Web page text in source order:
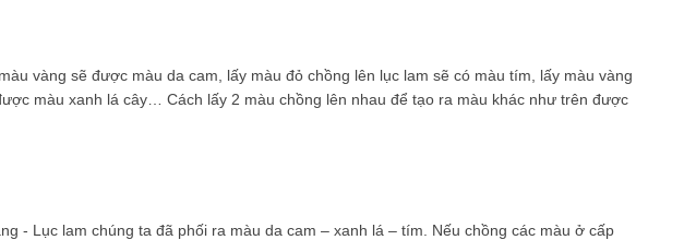
vàng sẽ được màu da cam, lấy màu đỏ chồng lên lục lam sẽ có màu tím, lấy màu vàng
màu xanh lá cây… Cách lấy 2 màu chồng lên nhau để tạo ra màu khác như trên được
- Lục lam chúng ta đã phối ra màu da cam – xanh lá – tím. Nếu chồng các màu ở cấp